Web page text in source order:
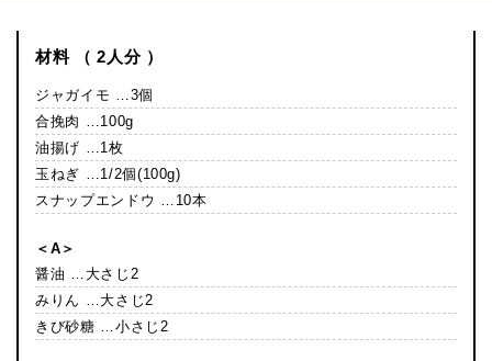
材料 （ 2人分 ）
ジャガイモ …3個
合挽肉 …100g
油揚げ …1枚
玉ねぎ …1/2個(100g)
スナップエンドウ …10本
＜A＞
醤油 …大さじ2
みりん …大さじ2
きび砂糖 …小さじ2